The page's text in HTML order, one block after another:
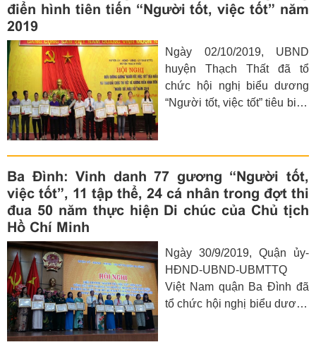
Hồ Chí Minh (1969-2019).
điển hình tiên tiến “Người tốt, việc tốt” năm
2019
Ngày 02/10/2019, UBND
huyện Thạch Thất đã tổ
chức hội nghị biểu dương
“Người tốt, việc tốt” tiêu biểu
“Người tốt, việc tốt” năm
2019.
Ba Đình: Vinh danh 77 gương “Người tốt,
việc tốt”, 11 tập thể, 24 cá nhân trong đợt thi
đua 50 năm thực hiện Di chúc của Chủ tịch
Hồ Chí Minh
Ngày 30/9/2019, Quận ủy-
HĐND-UBND-UBMTTQ
Việt Nam quận Ba Đình đã
tổ chức hội nghị biểu dương